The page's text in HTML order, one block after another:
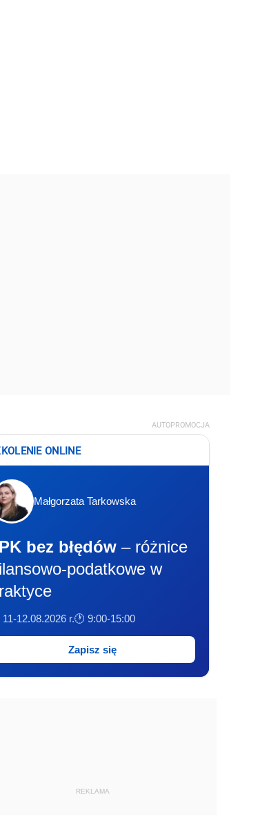
AUTOPROMOCJA
ONLINE
Małgorzata Tarkowska
bez błędów – różnice
podatkowe w
11-12.08.2026 r.🕐 9:00-15:00
Zapisz się
REKLAMA